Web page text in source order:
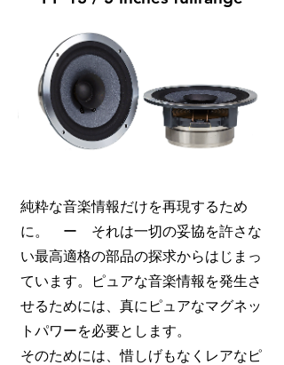
​純粋な音楽情報だけを再現するため
に。 ー それは一切の妥協を許さな
い最高適格の部品の探求からはじまっ
ています。ピュアな音楽情報を発生さ
せるためには、真にピュアなマグネッ
トパワーを必要とします。
そのためには、惜しげもなくレアなピ